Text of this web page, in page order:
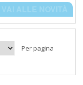
VAI ALLE NOVITÀ
Per pagina